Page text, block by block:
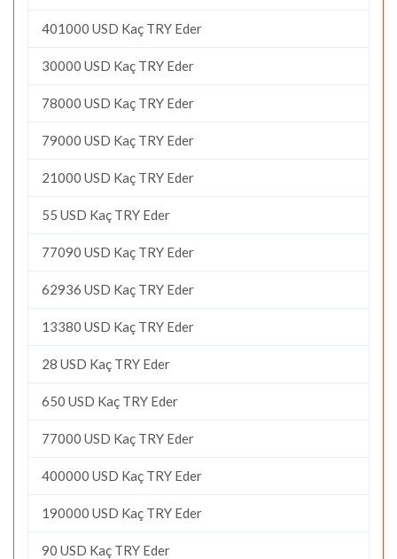
401000 USD Kaç TRY Eder
30000 USD Kaç TRY Eder
78000 USD Kaç TRY Eder
79000 USD Kaç TRY Eder
21000 USD Kaç TRY Eder
55 USD Kaç TRY Eder
77090 USD Kaç TRY Eder
62936 USD Kaç TRY Eder
13380 USD Kaç TRY Eder
28 USD Kaç TRY Eder
650 USD Kaç TRY Eder
77000 USD Kaç TRY Eder
400000 USD Kaç TRY Eder
190000 USD Kaç TRY Eder
90 USD Kaç TRY Eder